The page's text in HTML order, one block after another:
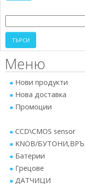
Меню
Нови продукти
Нова доставка
Промоции
CCD\CMOS sensor
KNOB/
Батерии
Грецове
ДАТЧИЦИ